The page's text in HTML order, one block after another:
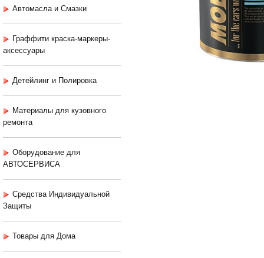
Автомасла и Смазки
Граффити краска-маркеры-
аксессуары
Детейлинг и Полировка
Материалы для кузовного
ремонта
Оборудование для
АВТОСЕРВИСА
Средства Индивидуальной
Защиты
Товары для Дома